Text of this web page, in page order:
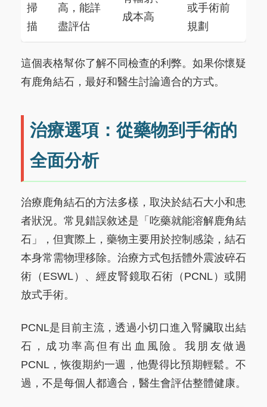
掃
描
高，能詳
盡評估
成本高
或手術前
規劃
這個表格幫你了解不同檢查的利弊。如果你懷疑
有鹿角結石，最好和醫生討論適合的方式。
治療選項：從藥物到手術的
全面分析
治療鹿角結石的方法多樣，取決於結石大小和患
者狀況。常見錯誤敘述是「吃藥就能溶解鹿角結
石」，但實際上，藥物主要用於控制感染，結石
本身常需物理移除。治療方式包括體外震波碎石
術（ESWL）、經皮腎鏡取石術（PCNL）或開
放式手術。
PCNL是目前主流，透過小切口進入腎臟取出結
石，成功率高但有出血風險。我朋友做過
PCNL，恢復期約一週，他覺得比預期輕鬆。不
過，不是每個人都適合，醫生會評估整體健康。